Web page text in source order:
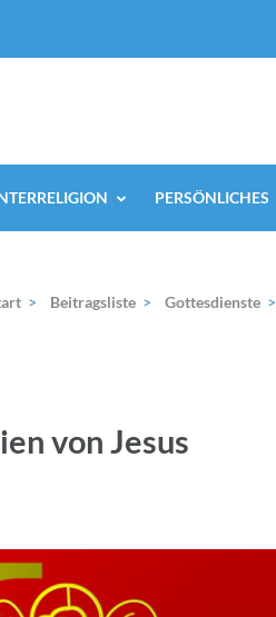
PERSÖNLICHES
> Beitragsliste > Gottesdienste >
von Jesus